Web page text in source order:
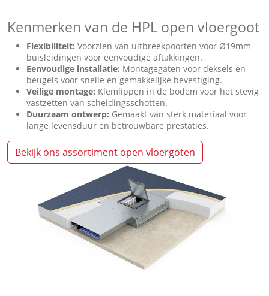
Kenmerken van de HPL open vloergoot
Flexibiliteit: Voorzien van uitbreekpoorten voor Ø19mm
buisleidingen voor eenvoudige aftakkingen.
Eenvoudige installatie: Montagegaten voor deksels en
beugels voor snelle en gemakkelijke bevestiging.
Veilige montage: Klemlippen in de bodem voor het stevig
vastzetten van scheidingsschotten.
Duurzaam ontwerp: Gemaakt van sterk materiaal voor
lange levensduur en betrouwbare prestaties.
Bekijk ons assortiment open vloergoten